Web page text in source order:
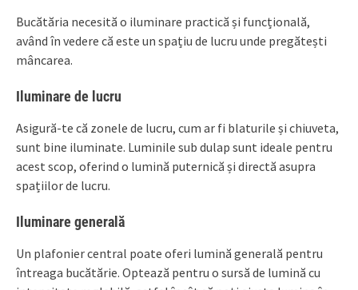
Bucătăria necesită o iluminare practică și funcțională,
având în vedere că este un spațiu de lucru unde pregătești
mâncarea.
Iluminare de lucru
Asigură-te că zonele de lucru, cum ar fi blaturile și chiuveta,
sunt bine iluminate. Luminile sub dulap sunt ideale pentru
acest scop, oferind o lumină puternică și directă asupra
spațiilor de lucru.
Iluminare generală
Un plafonier central poate oferi lumină generală pentru
întreaga bucătărie. Optează pentru o sursă de lumină cu